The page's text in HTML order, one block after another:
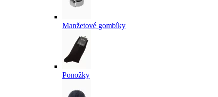
Manžetové gombíky
Ponožky